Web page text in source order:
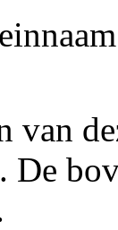
van
De